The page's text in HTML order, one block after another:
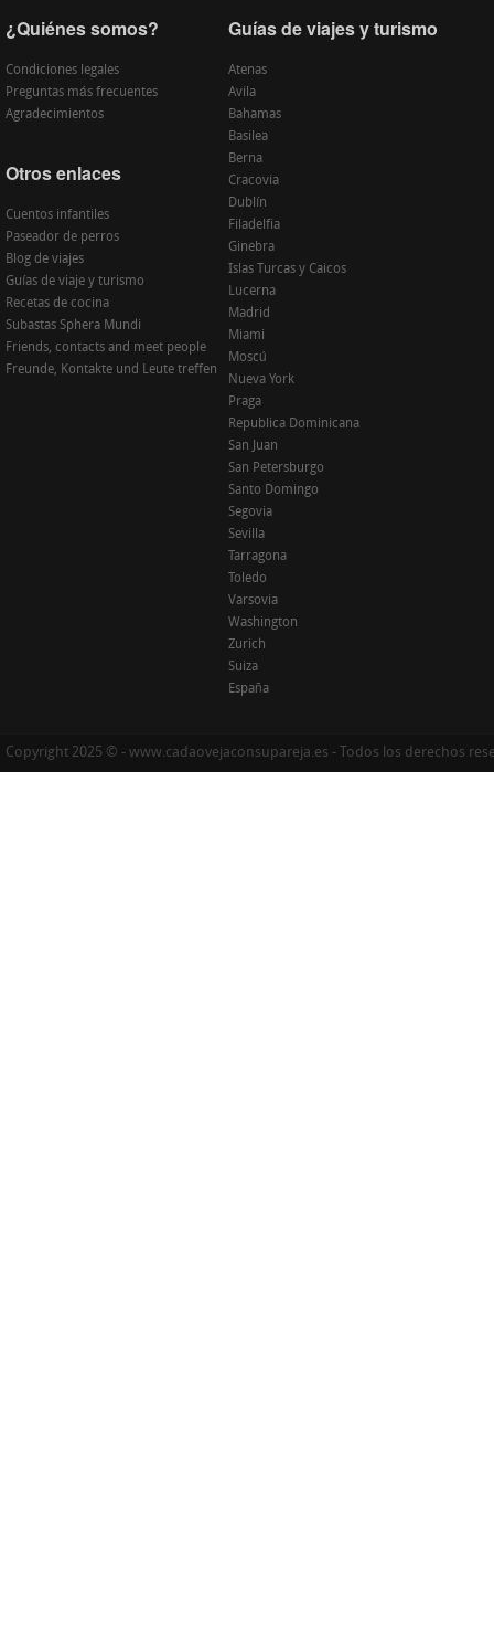
¿Quiénes somos?
Condiciones legales
Preguntas más frecuentes
Agradecimientos
Otros enlaces
Cuentos infantiles
Paseador de perros
Blog de viajes
Guías de viaje y turismo
Recetas de cocina
Subastas Sphera Mundi
Friends, contacts and meet people
Freunde, Kontakte und Leute treffen
Guías de viajes y turismo
Atenas
Avila
Bahamas
Basilea
Berna
Cracovia
Dublín
Filadelfia
Ginebra
Islas Turcas y Caicos
Lucerna
Madrid
Miami
Moscú
Nueva York
Praga
Republica Dominicana
San Juan
San Petersburgo
Santo Domingo
Segovia
Sevilla
Tarragona
Toledo
Varsovia
Washington
Zurich
Suiza
España
Copyright 2025 © - www.cadaovejaconsupareja.es - Todos los derechos